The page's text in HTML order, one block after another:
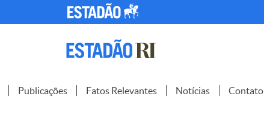
Publicações Fatos Relevantes Notícias Contato